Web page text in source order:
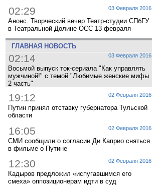
03 Февраля 2016
02:29
Анонс. Творческий вечер Театр-студии СПбГУ
в Театральной Долине ОСС 13 февраля
ГЛАВНАЯ НОВОСТЬ
03 Февраля 2016
02:14
Восьмой выпуск ток-сериала "Как управлять
мужчиной!" с темой "Любимые женские мифы
2 часть"
02 Февраля 2016
19:12
Путин принял отставку губернатора Тульской
области
02 Февраля 2016
16:05
СМИ сообщили о согласии Ди Каприо сняться
в фильме о Путине
02 Февраля 2016
12:30
Кадыров предложил «испугавшимся его
смеха» оппозиционерам идти в суд